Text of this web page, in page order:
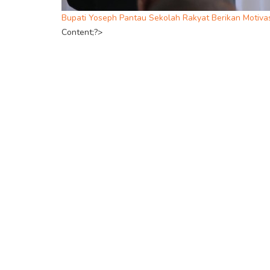
Bupati Yoseph Pantau Sekolah Rakyat Berikan
Content;?>